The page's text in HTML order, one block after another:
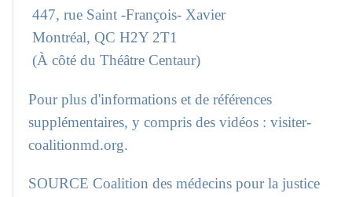
447, rue Saint -François- Xavier
Montréal, QC H2Y 2T1
(À côté du Théâtre Centaur)
Pour plus d'informations et de références
supplémentaires, y compris des vidéos : visiter-
coalitionmd.org.
SOURCE Coalition des médecins pour la justice